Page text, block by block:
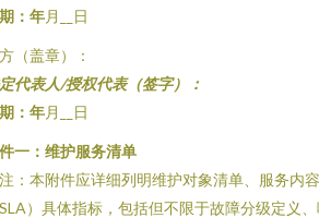
： 年月__日
（盖章）：
代表人/授权代表（签字）：
： 年月__日
一：维护服务清单
：本附件应详细列明维护对象清单、服务内
）具体指标，包括但不限于故障分级定义